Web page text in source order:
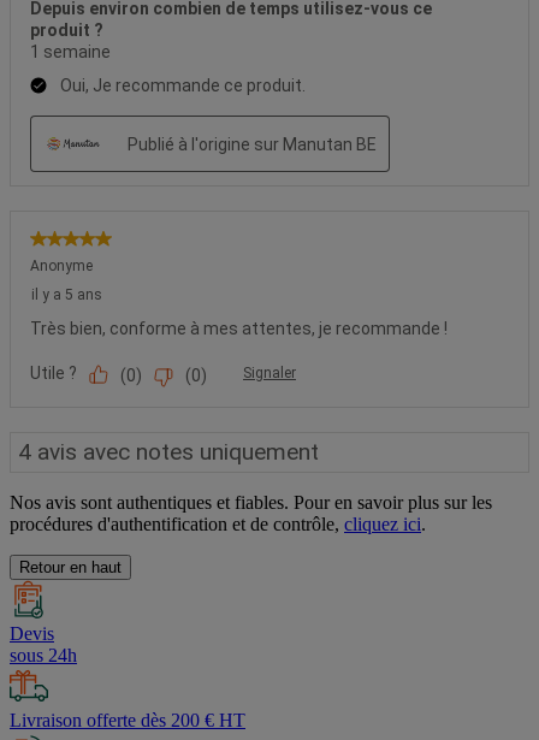
Nos avis sont authentiques et fiables. Pour en savoir plus sur les
procédures d'authentification et de contrôle, cliquez ici.
Retour en haut
Devis
sous 24h
Livraison offerte dès 200 € HT